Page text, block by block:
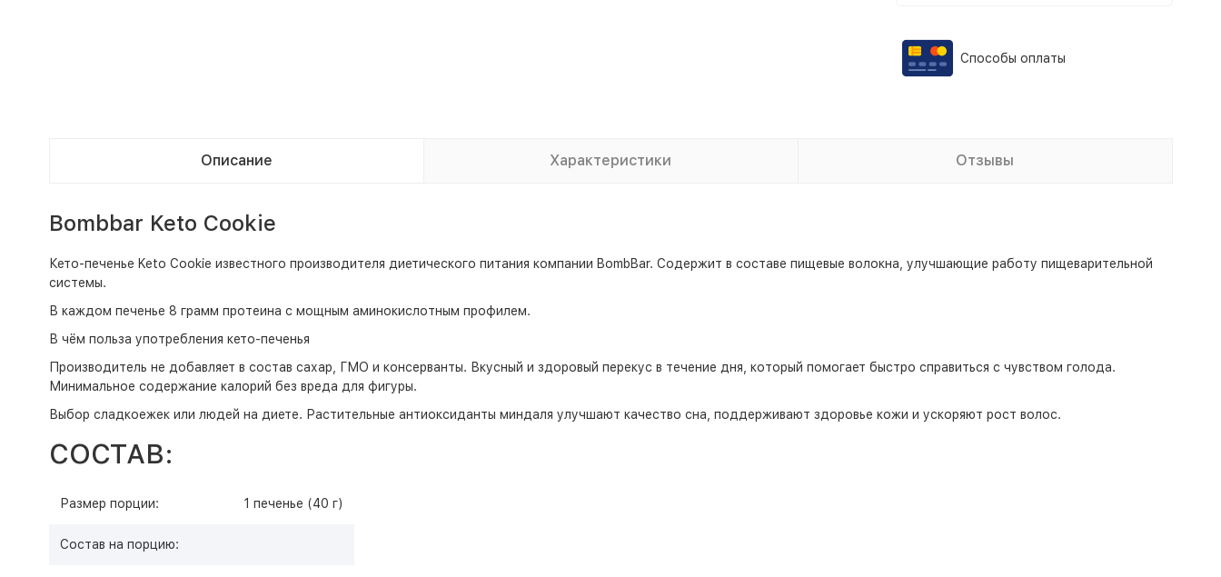
Способы оплаты
Описание Характеристики Отзывы
Bombbar Keto Cookie
Кето-печенье Keto Cookie известного производителя диетического питания компании BombBar. Содержит в составе пищевые волокна, улучшающие работу пищеварительной
системы.
В каждом печенье 8 грамм протеина с мощным аминокислотным профилем.
В чём польза употребления кето-печенья
Производитель не добавляет в состав сахар, ГМО и консерванты. Вкусный и здоровый перекус в течение дня, который помогает быстро справиться с чувством голода.
Минимальное содержание калорий без вреда для фигуры.
Выбор сладкоежек или людей на диете. Растительные антиоксиданты миндаля улучшают качество сна, поддерживают здоровье кожи и ускоряют рост волос.
СОСТАВ:
Размер порции: 1 печенье (40 г)
Состав на порцию: